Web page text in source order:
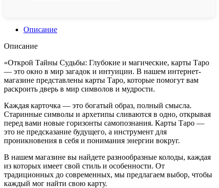
Описание
Описание
«Открой Тайны Судьбы: Глубокие и магические, карты Таро
— это окно в мир загадок и интуиции. В нашем интернет-
магазине представлены карты Таро, которые помогут вам
раскроить дверь в мир символов и мудрости.
Каждая карточка — это богатый образ, полный смысла.
Старинные символы и архетипы сливаются в одно, открывая
перед вами новые горизонты самопознания. Карты Таро —
это не предсказание будущего, а инструмент для
проникновения в себя и понимания энергии вокруг.
В нашем магазине вы найдете разнообразные колоды, каждая
из которых имеет свой стиль и особенности. От
традиционных до современных, мы предлагаем выбор, чтобы
каждый мог найти свою карту.